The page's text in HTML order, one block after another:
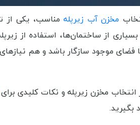
مخزن آب زیرپلهمناسب، یکی از
از ساختمان‌ها، استفاده از
موجود سازگار باشد و هم نیازهای
مخزن زیرپله و نکات کلیدی برای
بگیرید.